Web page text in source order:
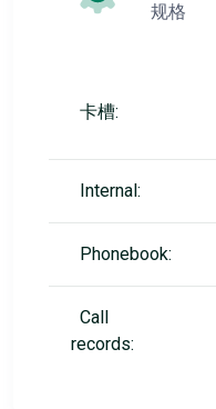
规格
卡槽:
Internal:
Phonebook:
Call
records: